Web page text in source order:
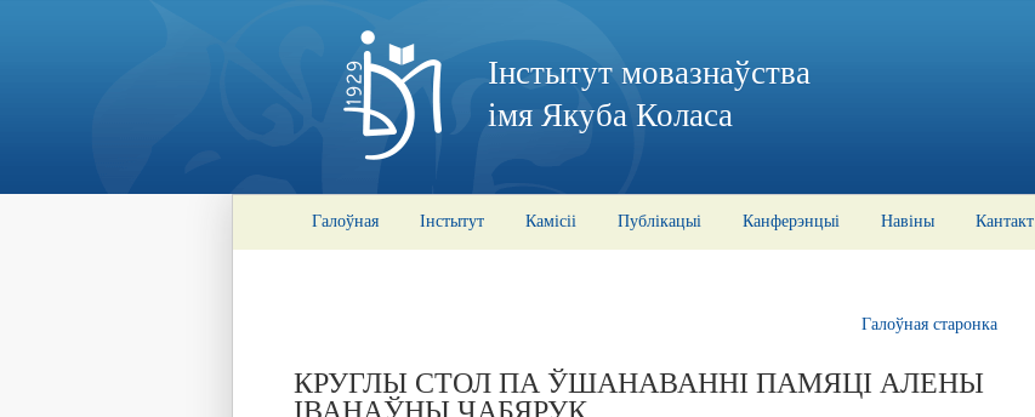
Інстытут мовазнаўства
імя Якуба Коласа
Галоўная Інстытут Камісіі Публікацыі Канферэнцыі Навіны Кантакт
Галоўная старонка
КРУГЛЫ СТОЛ ПА ЎШАНАВАННІ ПАМЯЦІ АЛЕНЫ